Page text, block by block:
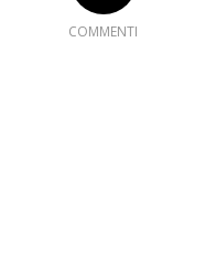
COMMENTI